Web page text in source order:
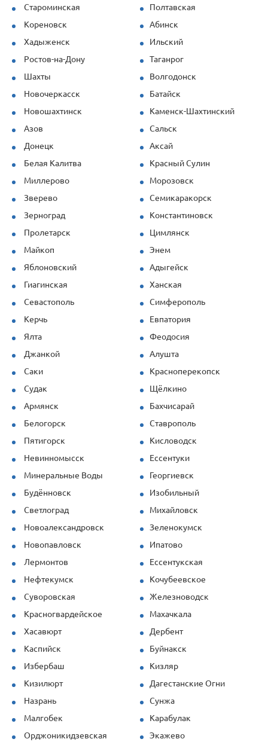
Староминская
Полтавская
Кореновск
Абинск
Хадыженск
Ильский
Ростов-на-Дону
Таганрог
Шахты
Волгодонск
Новочеркасск
Батайск
Новошахтинск
Каменск-Шахтинский
Азов
Сальск
Донецк
Аксай
Белая Калитва
Красный Сулин
Миллерово
Морозовск
Зверево
Семикаракорск
Зерноград
Константиновск
Пролетарск
Цимлянск
Майкоп
Энем
Яблоновский
Адыгейск
Гиагинская
Ханская
Севастополь
Симферополь
Керчь
Евпатория
Ялта
Феодосия
Джанкой
Алушта
Саки
Красноперекопск
Судак
Щёлкино
Армянск
Бахчисарай
Белогорск
Ставрополь
Пятигорск
Кисловодск
Невинномысск
Ессентуки
Минеральные Воды
Георгиевск
Будённовск
Изобильный
Светлоград
Михайловск
Новоалександровск
Зеленокумск
Новопавловск
Ипатово
Лермонтов
Ессентукская
Нефтекумск
Кочубеевское
Суворовская
Железноводск
Красногвардейское
Махачкала
Хасавюрт
Дербент
Каспийск
Буйнакск
Избербаш
Кизляр
Кизилюрт
Дагестанские Огни
Назрань
Сунжа
Малгобек
Карабулак
Орджоникидзевская
Экажево